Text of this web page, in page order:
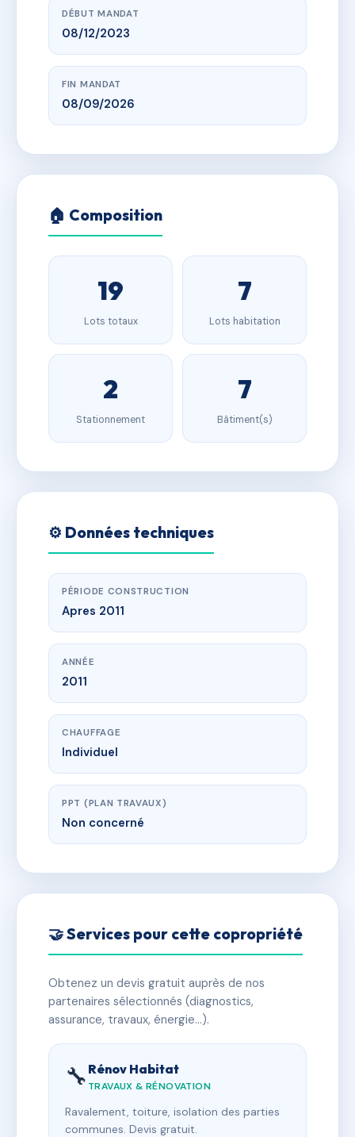
DÉBUT MANDAT
08/12/2023
FIN MANDAT
08/09/2026
🏠 Composition
19
Lots totaux
7
Lots habitation
2
Stationnement
7
Bâtiment(s)
⚙️ Données techniques
PÉRIODE CONSTRUCTION
Apres 2011
ANNÉE
2011
CHAUFFAGE
Individuel
PPT (PLAN TRAVAUX)
Non concerné
🤝 Services pour cette copropriété
Obtenez un devis gratuit auprès de nos
partenaires sélectionnés (diagnostics,
assurance, travaux, énergie…).
🔧 Rénov Habitat
TRAVAUX & RÉNOVATION
Ravalement, toiture, isolation des parties
communes. Devis gratuit.